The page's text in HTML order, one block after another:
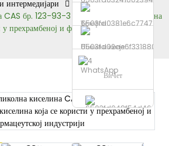
Телефон
Пошаљи имејл
WhatsApp
ВиЧет
интермедијари
99% мин
CAS бр. 123-93-3 2,2-меркаптодисирћетна
прехрамбеној и фармацеутској